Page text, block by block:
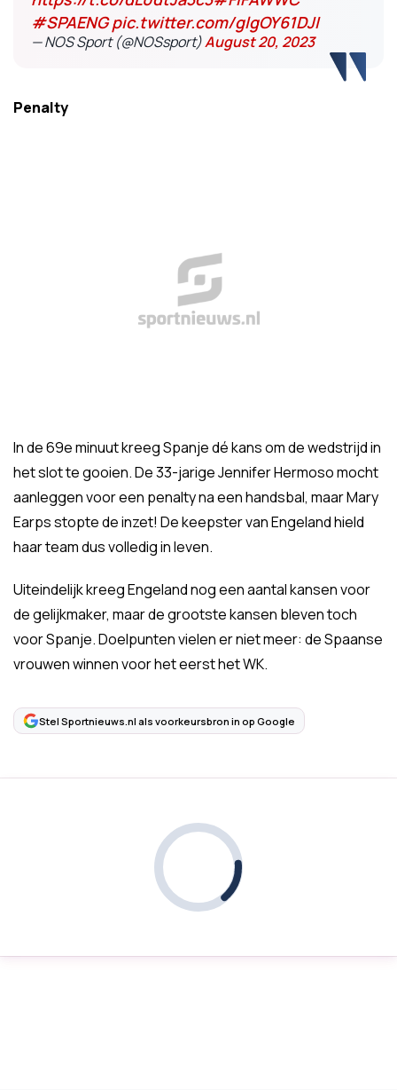
#SPAENG pic.twitter.com/glgOY61DJI
— NOS Sport (@NOSsport)August 20, 2023
Penalty
In de 69e minuut kreeg Spanje dé kans om de wedstrijd in
het slot te gooien. De 33-jarige Jennifer Hermoso mocht
aanleggen voor een penalty na een handsbal, maar Mary
Earps stopte de inzet! De keepster van Engeland hield
haar team dus volledig in leven.
Uiteindelijk kreeg Engeland nog een aantal kansen voor
de gelijkmaker, maar de grootste kansen bleven toch
voor Spanje. Doelpunten vielen er niet meer: de Spaanse
vrouwen winnen voor het eerst het WK.
Stel Sportnieuws.nl als voorkeursbron in op Google